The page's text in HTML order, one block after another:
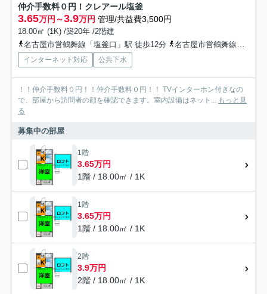
仲介手数料０円！クレアール塩釜
3.65万円～3.9万円 管理/共益費3,500円
18.00㎡ (1K) /築20年 /2階建
名古屋市営鶴舞線「塩釜口」駅 徒歩12分
名古屋市営鶴舞線「植田」駅 徒歩22分
インターネット対応 公共下水
！！仲介手数料０円！！仲介手数料０円！！ TVインターホン付きなの
で、部屋から訪問者の顔を確認できます。室内設備はネット...
もっと見
る
募集中の部屋
1階
3.65万円
1階 / 18.00㎡ / 1K
1階
3.65万円
1階 / 18.00㎡ / 1K
2階
3.9万円
2階 / 18.00㎡ / 1K